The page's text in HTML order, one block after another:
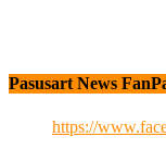
Pasusart News
https://